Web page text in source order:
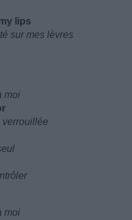
lips
sur mes lèvres
moi
verrouillée
moi